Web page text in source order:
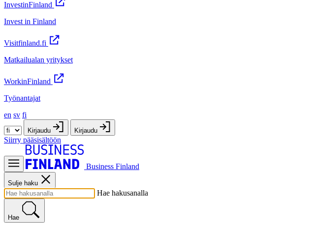
InvestinFinland
Invest in Finland
Visitfinland.fi
Matkailualan yritykset
WorkinFinland
Työnantajat
en sv fi
Kirjaudu Kirjaudu
Siirry pääsisältöön
Business Finland
Sulje haku
Hae hakusanalla
Hae